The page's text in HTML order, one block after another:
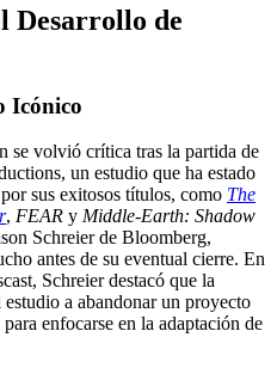
Desarrollo de
Icónico
se volvió crítica tras la partida de
un estudio que ha estado
sus exitosos títulos, como The
, FEAR y Middle-Earth: Shadow
Schreier de Bloomberg,
antes de su eventual cierre. En
Schreier destacó que la
a abandonar un proyecto
enfocarse en la adaptación de